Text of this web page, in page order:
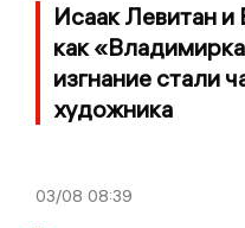
Исаак Левитан
как
изгнание стали
художника
03/08 08:39